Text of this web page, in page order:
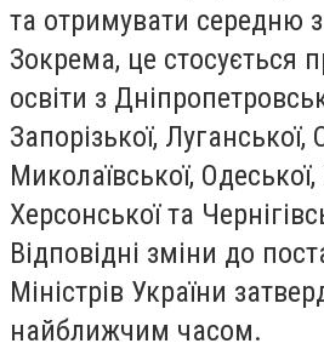
та отримувати середню
Зокрема, це стосується
освіти з
Запорізької, Луганської,
Миколаївської, Одеської,
Херсонської та
Відповідні зміни до
Міністрів України
найближчим часом.